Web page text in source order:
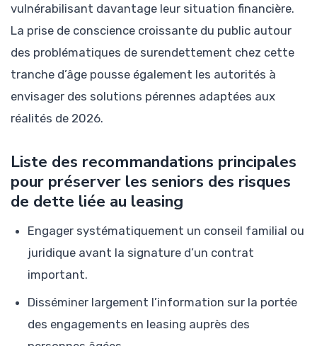
vulnérabilisant davantage leur situation financière.
La prise de conscience croissante du public autour
des problématiques de surendettement chez cette
tranche d’âge pousse également les autorités à
envisager des solutions pérennes adaptées aux
réalités de 2026.
Liste des recommandations principales
pour préserver les seniors des risques
de dette liée au leasing
Engager systématiquement un conseil familial ou
juridique avant la signature d’un contrat
important.
Disséminer largement l’information sur la portée
des engagements en leasing auprès des